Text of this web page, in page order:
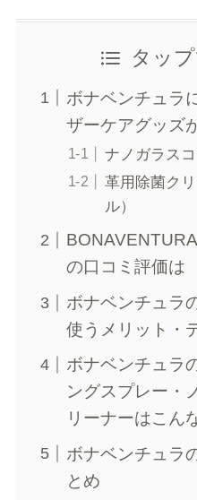
タッ
ボナベンチュラ
ザーケアグッズ
ナノガラス
革用除菌ク
ル）
の口コミ評価は
ボナベンチュラ
使うメリット・
ボナベンチュラ
ングスプレー・
リーナーはこん
ボナベンチュラ
とめ